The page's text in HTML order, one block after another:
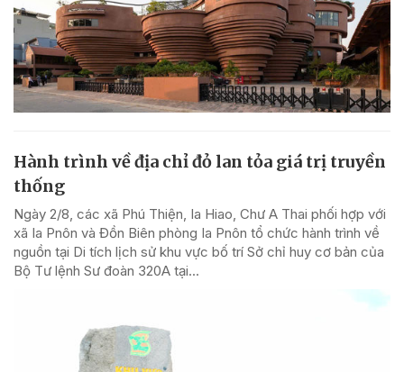
Hành trình về địa chỉ đỏ lan tỏa giá trị truyền
thống
Ngày 2/8, các xã Phú Thiện, Ia Hiao, Chư A Thai phối hợp với
xã Ia Pnôn và Đồn Biên phòng Ia Pnôn tổ chức hành trình về
nguồn tại Di tích lịch sử khu vực bố trí Sở chỉ huy cơ bản của
Bộ Tư lệnh Sư đoàn 320A tại...